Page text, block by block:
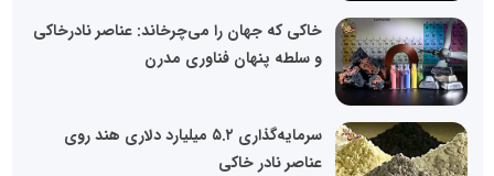
خاکی که جهان را می‌چرخاند: عناصر نادرخاکی
و سلطه پنهان فناوری مدرن
سرمایه‌گذاری ۵.۲ میلیارد دلاری هند روی
عناصر نادر خاکی